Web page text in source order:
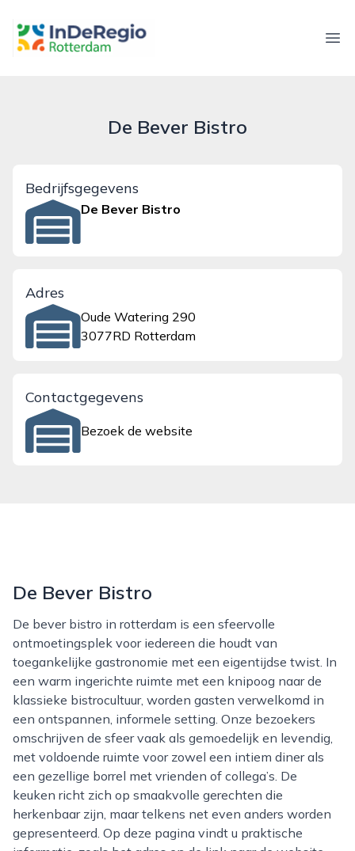
inderegiorotterdam.nl
De Bever Bistro
Bedrijfsgegevens
De Bever Bistro
Adres
Oude Watering 290
3077RD Rotterdam
Contactgegevens
Bezoek de website
De Bever Bistro
De bever bistro in rotterdam is een sfeervolle
ontmoetingsplek voor iedereen die houdt van
toegankelijke gastronomie met een eigentijdse twist. In
een warm ingerichte ruimte met een knipoog naar de
klassieke bistrocultuur, worden gasten verwelkomd in
een ontspannen, informele setting. Onze bezoekers
omschrijven de sfeer vaak als gemoedelijk en levendig,
met voldoende ruimte voor zowel een intiem diner als
een gezellige borrel met vrienden of collega’s. De
keuken richt zich op smaakvolle gerechten die
herkenbaar zijn, maar telkens net even anders worden
gepresenteerd. Op deze pagina vindt u praktische